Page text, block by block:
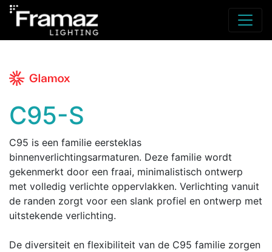
C95-S
C95 is een familie eersteklas
binnenverlichtingsarmaturen. Deze familie wordt
gekenmerkt door een fraai, minimalistisch ontwerp
met volledig verlichte oppervlakken. Verlichting vanuit
de randen zorgt voor een slank profiel en ontwerp met
uitstekende verlichting.
De diversiteit en flexibiliteit van de C95 familie zorgen